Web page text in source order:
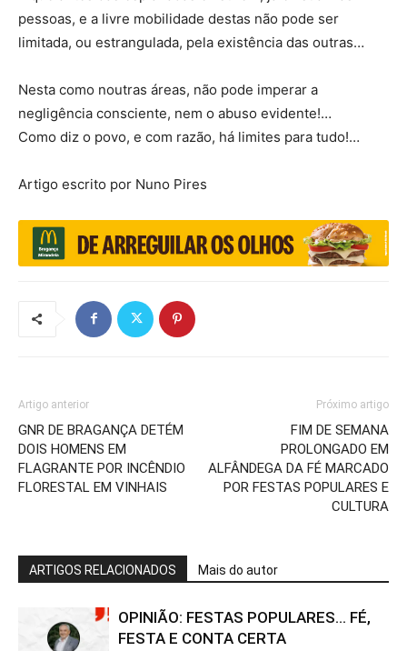
pessoas, e a livre mobilidade destas não pode ser
limitada, ou estrangulada, pela existência das outras…
Nesta como noutras áreas, não pode imperar a
negligência consciente, nem o abuso evidente!…
Como diz o povo, e com razão, há limites para tudo!…
Artigo escrito por Nuno Pires
Artigo anterior
GNR DE BRAGANÇA DETÉM
DOIS HOMENS EM
FLAGRANTE POR INCÊNDIO
FLORESTAL EM VINHAIS
Próximo artigo
FIM DE SEMANA
PROLONGADO EM
ALFÂNDEGA DA FÉ MARCADO
POR FESTAS POPULARES E
CULTURA
ARTIGOS RELACIONADOS Mais do autor
OPINIÃO: FESTAS POPULARES… FÉ,
FESTA E CONTA CERTA